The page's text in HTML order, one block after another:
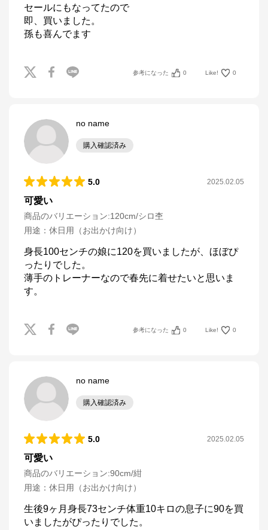
セールにもなってたので
即、買いました。
孫も喜んでます
参考になった 0 Like! 0
no name
購入確認済み
5.0 2025.02.05
可愛い
商品のバリエーション:120cm/シロ杢
用途 ： 休日用（お出かけ向け）
身長100センチの娘に120を買いましたが、ほぼぴ
ったりでした。
薄手のトレーナーなので春先に着せたいと思いま
す。
参考になった 0 Like! 0
no name
購入確認済み
5.0 2025.02.05
可愛い
商品のバリエーション:90cm/紺
用途 ： 休日用（お出かけ向け）
生後9ヶ月身長73センチ体重10キロの息子に90を買
いましたがぴったりでした。